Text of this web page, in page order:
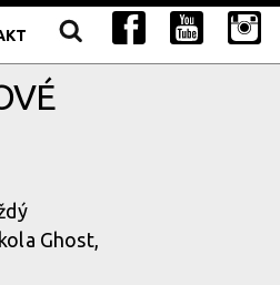
Ghost,